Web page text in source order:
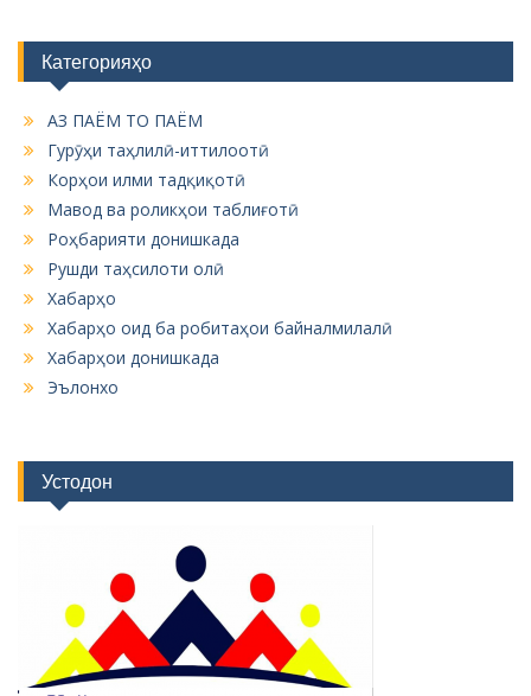
Категорияҳо
АЗ ПАЁМ ТО ПАЁМ
Гурӯҳи таҳлилӣ-иттилоотӣ
Корҳои илми тадқиқотӣ
Мавод ва роликҳои таблиғотӣ
Роҳбарияти донишкада
Рушди таҳсилоти олӣ
Хабарҳо
Хабарҳо оид ба робитаҳои байналмилалӣ
Хабарҳои донишкада
Эълонхо
Устодон